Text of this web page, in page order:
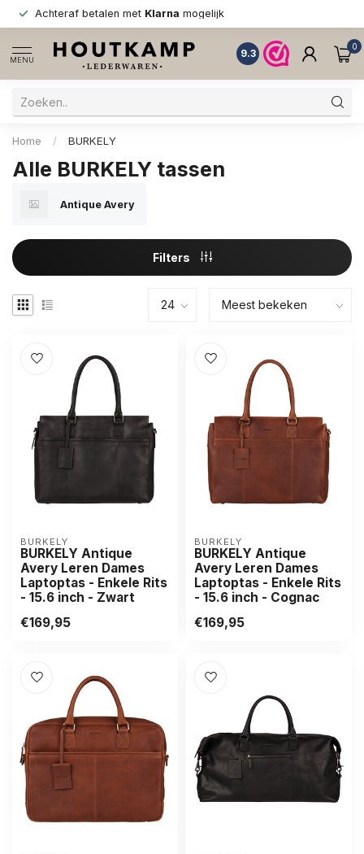
Achteraf betalen met Klarna mogelijk
MENU
9.3
0
Home / BURKELY
Alle BURKELY tassen
Antique Avery
Filters
BURKELY
BURKELY Antique
Avery Leren Dames
Laptoptas - Enkele Rits
- 15.6 inch - Zwart
€169,95
BURKELY
BURKELY Antique
Avery Leren Dames
Laptoptas - Enkele Rits
- 15.6 inch - Cognac
€169,95